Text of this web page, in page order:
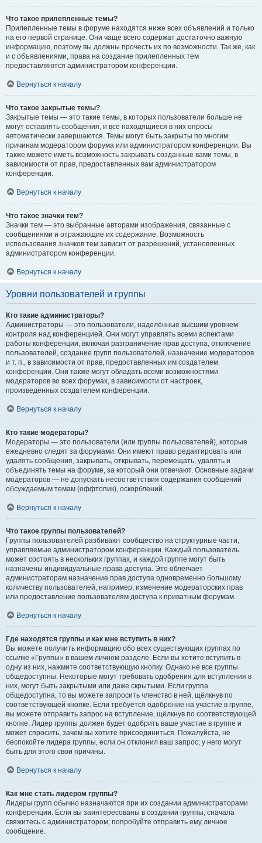
Что такое прилепленные темы?
Прилепленные темы в форуме находятся ниже всех объявлений и только
на его первой странице. Они чаще всего содержат достаточно важную
информацию, поэтому вы должны прочесть их по возможности. Так же, как
и с объявлениями, права на создание прилепленных тем
предоставляются администратором конференции.
Вернуться к началу
Что такое закрытые темы?
Закрытые темы — это такие темы, в которых пользователи больше не
могут оставлять сообщения, и все находящиеся в них опросы
автоматически завершаются. Темы могут быть закрыты по многим
причинам модератором форума или администратором конференции. Вы
также можете иметь возможность закрывать созданные вами темы, в
зависимости от прав, предоставленных вам администратором
конференции.
Вернуться к началу
Что такое значки тем?
Значки тем — это выбранные авторами изображения, связанные с
сообщениями и отражающие их содержание. Возможность
использования значков тем зависит от разрешений, установленных
администратором конференции.
Вернуться к началу
Уровни пользователей и группы
Кто такие администраторы?
Администраторы — это пользователи, наделённые высшим уровнем
контроля над конференцией. Они могут управлять всеми аспектами
работы конференции, включая разграничение прав доступа, отключение
пользователей, создание групп пользователей, назначение модераторов
и т. п., в зависимости от прав, предоставленных им создателем
конференции. Они также могут обладать всеми возможностями
модераторов во всех форумах, в зависимости от настроек,
произведённых создателем конференции.
Вернуться к началу
Кто такие модераторы?
Модераторы — это пользователи (или группы пользователей), которые
ежедневно следят за форумами. Они имеют право редактировать или
удалять сообщения, закрывать, открывать, перемещать, удалять и
объединять темы на форуме, за который они отвечают. Основные задачи
модераторов — не допускать несоответствия содержания сообщений
обсуждаемым темам (оффтопик), оскорблений.
Вернуться к началу
Что такое группы пользователей?
Группы пользователей разбивают сообщество на структурные части,
управляемые администратором конференции. Каждый пользователь
может состоять в нескольких группах, и каждой группе могут быть
назначены индивидуальные права доступа. Это облегчает
администраторам назначение прав доступа одновременно большому
количеству пользователей, например, изменение модераторских прав
или предоставление пользователям доступа к приватным форумам.
Вернуться к началу
Где находятся группы и как мне вступить в них?
Вы можете получить информацию обо всех существующих группах по
ссылке «Группы» в вашем личном разделе. Если вы хотите вступить в
одну из них, нажмите соответствующую кнопку. Однако не все группы
общедоступны. Некоторые могут требовать одобрения для вступления в
них, могут быть закрытыми или даже скрытыми. Если группа
общедоступна, то вы можете запросить членство в ней, щёлкнув по
соответствующей кнопке. Если требуется одобрение на участие в группе,
вы можете отправить запрос на вступление, щёлкнув по соответствующей
кнопке. Лидер группы должен будет одобрить ваше участие в группе и
может спросить, зачем вы хотите присоединиться. Пожалуйста, не
беспокойте лидера группы, если он отклонил ваш запрос; у него могут
быть для этого свои причины.
Вернуться к началу
Как мне стать лидером группы?
Лидеры групп обычно назначаются при их создании администраторами
конференции. Если вы заинтересованы в создании группы, сначала
свяжитесь с администратором; попробуйте отправить ему личное
сообщение.